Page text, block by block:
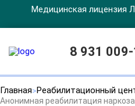
Медицинская лицензия
8 931
Главная Реабилитационный
Анонимная реабилитация